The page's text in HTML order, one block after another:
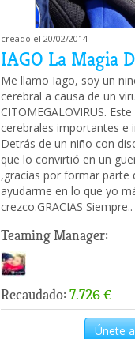
creado el 20/02/2014
IAGO La Magia
Me llamo Iago, soy un
cerebral a causa de un
CITOMEGALOVIRUS.
cerebrales importantes e
Detrás de un niño con
que lo convirtió en un
,gracias por formar parte
ayudarme en lo que yo
crezco.GRACIAS Siempre..
Teaming Manager:
Recaudado: 7.726 €
Únete